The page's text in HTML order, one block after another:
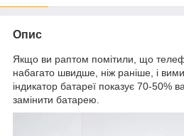
Опис
Якщо ви раптом помітили, що
набагато швидше, ніж раніше, і
індикатор батареї показує 70-50%
замінити батарею.